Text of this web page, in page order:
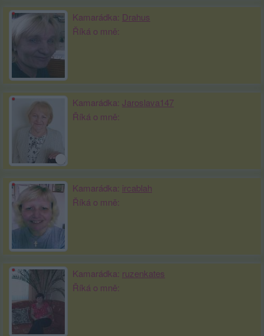
Kamarádka: Drahus
Říká o mně:
Kamarádka: Jaroslava147
Říká o mně:
Kamarádka: ircablah
Říká o mně:
Kamarádka: ruzenkates
Říká o mně: